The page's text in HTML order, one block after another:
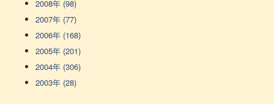
2008年 (98)
2007年 (77)
2006年 (168)
2005年 (201)
2004年 (306)
2003年 (28)